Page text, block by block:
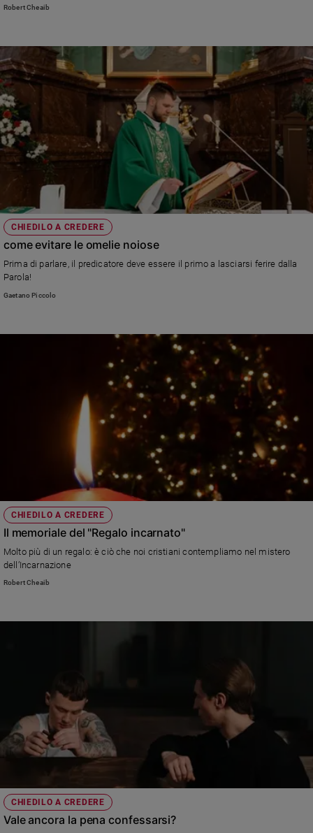
Robert Cheaib
CHIEDILO A CREDERE
come evitare le omelie noiose
Prima di parlare, il predicatore deve essere il primo a lasciarsi ferire dalla
Parola!
Gaetano Piccolo
CHIEDILO A CREDERE
Il memoriale del "Regalo incarnato"
Molto più di un regalo: è ciò che noi cristiani contempliamo nel mistero
dell’Incarnazione
Robert Cheaib
CHIEDILO A CREDERE
Vale ancora la pena confessarsi?